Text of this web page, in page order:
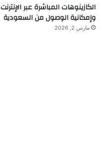
الكازينوهات المباشرة عبر الإنترنت
وإمكانية الوصول من السعودية
مارس 2, 2026